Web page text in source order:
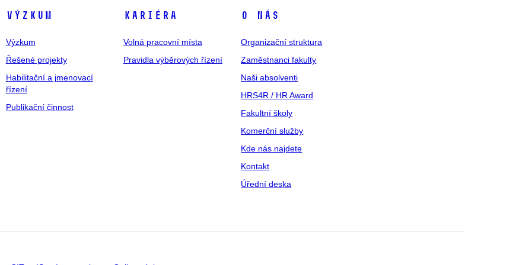
Výzkum
Výzkum
Řešené projekty
Habilitační a jmenovací
řízení
Publikační činnost
Kariéra
Volná pracovní místa
Pravidla výběrových řízení
O nás
Organizační struktura
Zaměstnanci fakulty
Naši absolventi
HRS4R / HR Award
Fakultní školy
Komerční služby
Kde nás najdete
Kontakt
Úřední deska